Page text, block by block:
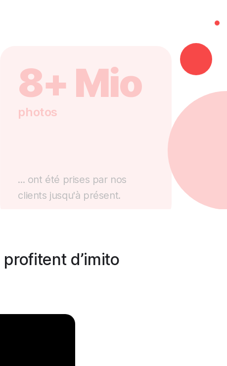
8+ Mio
photos
... ont été prises par nos
clients jusqu'à présent.
d’imito